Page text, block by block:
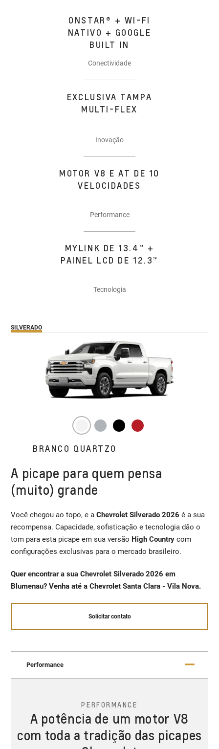
ONSTAR® + WI-FI
NATIVO + GOOGLE
BUILT IN
Conectividade
EXCLUSIVA TAMPA
MULTI-FLEX
Inovação
MOTOR V8 E AT DE 10
VELOCIDADES
Performance
MYLINK DE 13.4” +
PAINEL LCD DE 12.3”
Tecnologia
SILVERADO
BRANCO QUARTZO
A picape para quem pensa
(muito) grande
Você chegou ao topo, e aChevrolet Silverado 2026 é a sua
recompensa. Capacidade, sofisticação e tecnologia dão o
tom para esta picape em sua versão High Countrycom
configurações exclusivas para o mercado brasileiro.
Quer encontrar a sua Chevrolet Silverado 2026 em
Blumenau? Venha até a Chevrolet Santa Clara - Vila Nova.
Solicitar contato
Performance
PERFORMANCE
A potência de um motor V8
com toda a tradição das picapes